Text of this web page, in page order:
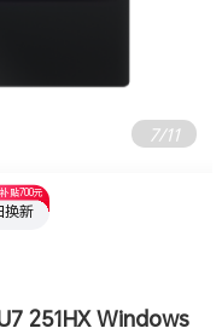
8/11
换新
贴700元
251HX Windows